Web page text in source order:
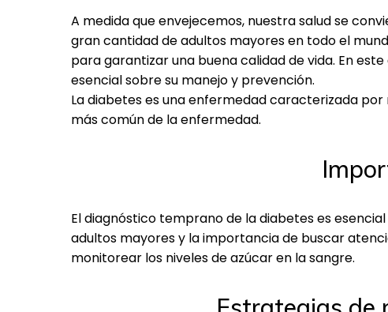
A medida que envejecemos, nuestra salud se
gran cantidad de adultos mayores en todo el
para garantizar una buena calidad de vida. En
esencial sobre su manejo y prevención.
La diabetes es una enfermedad caracterizada
más común de la enfermedad.
El diagnóstico temprano de la diabetes es
adultos mayores y la importancia de buscar
monitorear los niveles de azúcar en la sangre.